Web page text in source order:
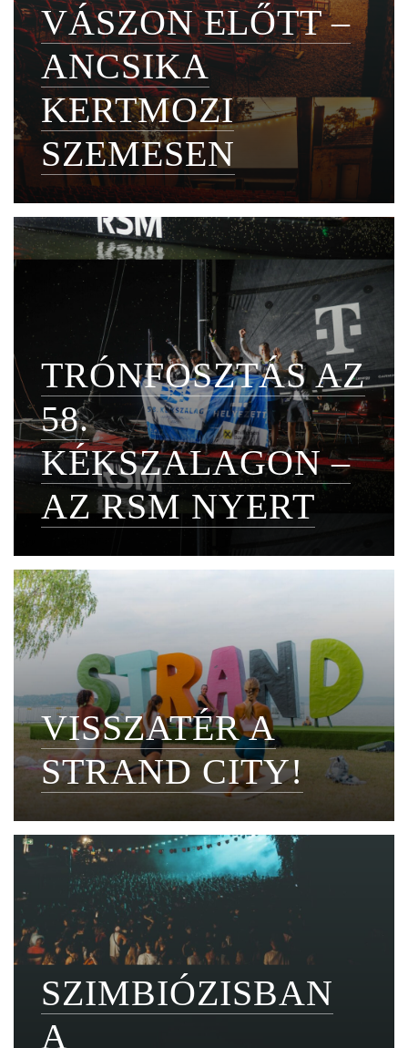
VÁSZON ELŐTT –
ANCSIKA
KERTMOZI
SZEMESEN
TRÓNFOSZTÁS AZ
58.
KÉKSZALAGON –
AZ RSM NYERT
VISSZATÉR A
STRAND CITY!
SZIMBIÓZISBAN
A